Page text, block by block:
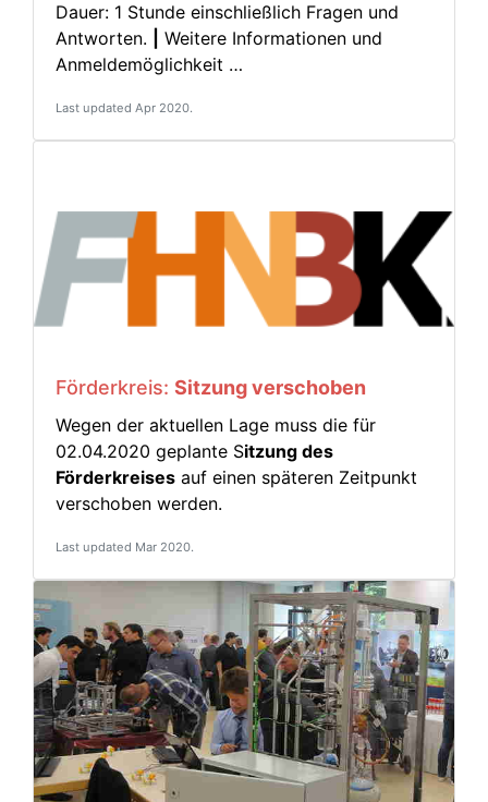
Dauer: 1 Stunde einschließlich Fragen und
Antworten.
Weitere Informationen und
Anmeldemöglichkeit …
Last updated Apr 2020.
Förderkreis: Sitzung verschoben
Wegen der aktuellen Lage muss die für
02.04.2020 geplante Sitzung des
Förderkreises auf einen späteren Zeitpunkt
verschoben werden.
Last updated Mar 2020.